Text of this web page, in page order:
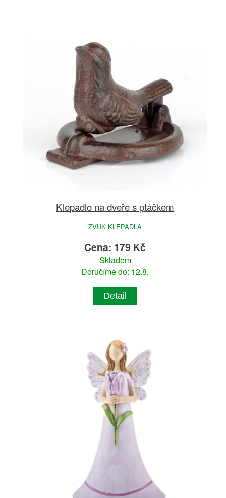
Klepadlo na dveře s ptáčkem
ZVUK KLEPADLA
Cena: 179 Kč
Skladem
Doručíme do: 12.8.
Detail